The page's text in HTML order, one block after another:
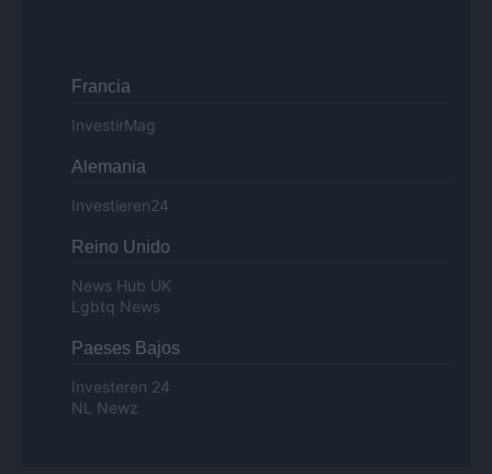
Francia
InvestirMag
Alemania
Investieren24
Reino Unido
News Hub UK
Lgbtq News
Paeses Bajos
Investeren 24
NL Newz